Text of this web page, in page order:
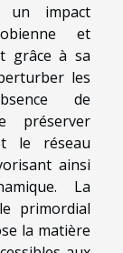
un impact
et
grâce à sa
les
de
préserver
le réseau
ainsi
La
primordial
la matière